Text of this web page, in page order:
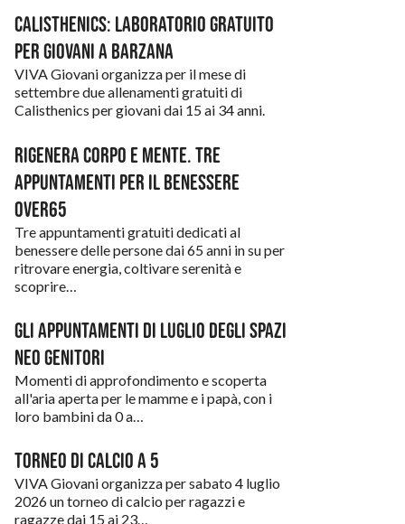
Sostegni
Volontariato e cittadinanza attiva
Paladina
Palazzago
Roncola
Sant’Omobono Terme
Strozza
Valbrembo
Villa d’Almè
Calisthenics: laboratorio gratuito
per giovani a Barzana
VIVA Giovani organizza per il mese di
settembre due allenamenti gratuiti di
Calisthenics per giovani dai 15 ai 34 anni.
Rigenera corpo e mente. Tre
appuntamenti per il benessere
over65
Tre appuntamenti gratuiti dedicati al
benessere delle persone dai 65 anni in su per
ritrovare energia, coltivare serenità e
scoprire…
Gli appuntamenti di luglio degli Spazi
Neo Genitori
Momenti di approfondimento e scoperta
all'aria aperta per le mamme e i papà, con i
loro bambini da 0 a…
Torneo di calcio a 5
VIVA Giovani organizza per sabato 4 luglio
2026 un torneo di calcio per ragazzi e
ragazze dai 15 ai 23…